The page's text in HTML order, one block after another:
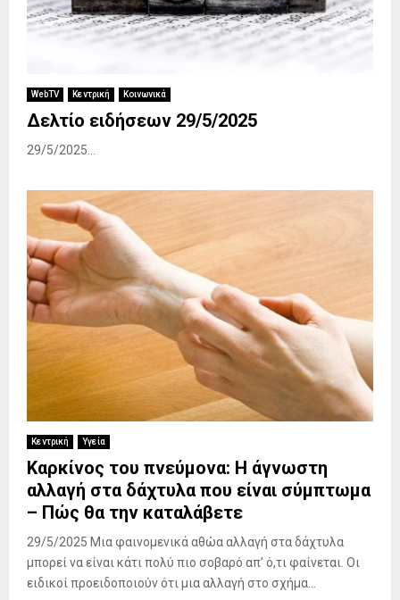
WebTV Κεντρική Κοινωνικά
Δελτίο ειδήσεων 29/5/2025
29/5/2025...
Κεντρική Υγεία
Καρκίνος του πνεύμονα: Η άγνωστη
αλλαγή στα δάχτυλα που είναι σύμπτωμα
– Πώς θα την καταλάβετε
29/5/2025 Μια φαινομενικά αθώα αλλαγή στα δάχτυλα
μπορεί να είναι κάτι πολύ πιο σοβαρό απ’ ό,τι φαίνεται. Οι
ειδικοί προειδοποιούν ότι μια αλλαγή στο σχήμα...